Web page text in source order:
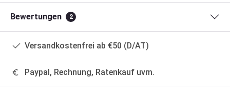
Bewertungen 2
Versandkostenfrei ab €50 (D/AT)
Paypal, Rechnung, Ratenkauf uvm.